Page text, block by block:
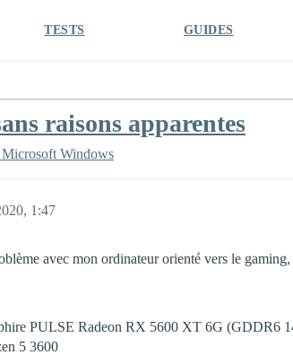
TESTS GUIDES
raisons apparentes
Microsoft Windows
1:47
avec mon ordinateur orienté vers le
PULSE Radeon RX 5600 XT 6G (GDDR6
5 3600